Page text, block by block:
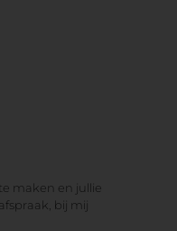
maken en jullie
bij mij